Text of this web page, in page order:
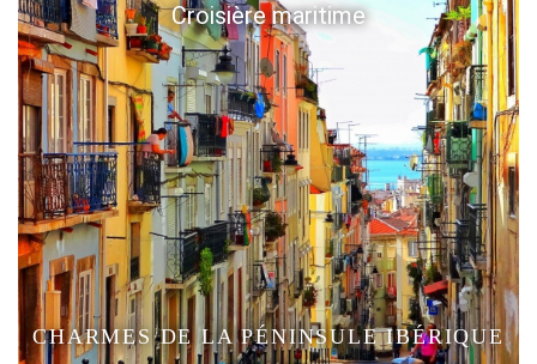
Croisière maritime
CHARMES DE LA PÉNINSULE IBÉRIQUE